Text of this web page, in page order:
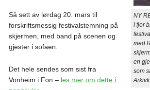
NY
I fjor
med
en
som
Så sett av lørdag 20. mars til
forskriftsmessig festivalstemning på
skjermen, med band på scenen og
gjester i sofaen.
Det hele sendes som sist fra
Vonheim i Fon – les mer om dette i